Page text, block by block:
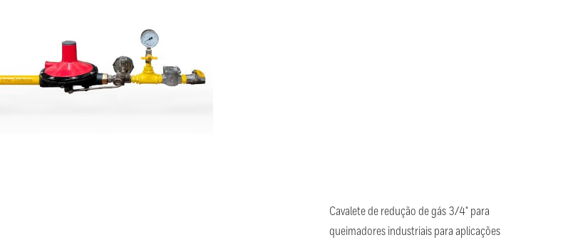
Cavalete de redução de gás 3/4" para
queimadores industriais para aplicações